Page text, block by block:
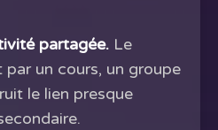
partagée. Le
un cours, un groupe
le lien presque